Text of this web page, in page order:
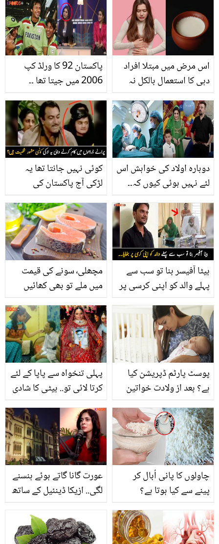
پاکستان 92 کا ورلڈ کپ
2006 میں جیتا تھا ۔۔
میں دوبارہ بڑی غلطی کر
گئیں جو پھر سے ان کا
مذاق اڑنے لگا؟ ویڈیو
اس مرض میں مبتلا افراد
دہی کا استعمال بالکل نہ
کوئی نہیں جانتا تھا یہ
لڑکی آج پاکستان کی
گی۔۔ پرانے ڈراموں میں کام
کرنے والی یہ لڑکی کونسی
مشہور سیاستدان ہیں؟
دوبارہ اولاد کی خواہش اس
لئے نہیں ہوئی کیوں کہ۔۔
پیدائش کے متعلق کیا
انکشافات کیے؟
مچھلی٬ سونے کی قیمت
میں ملے تو بھی کھائیں
بیٹا آفیسر بنا تو سب سے
پہلے والد کو اپنی کرسی پر
مسلمان لڑکا جس نے بڑا
امتحان پاس کر لیا
پہلی تنخواہ سے پاپا کے لئے
کرتا لائی تو.. بیٹی کا شادی
انوکھا اظہارِ محبت! ویڈیو
دیکھیں
پوسٹ پارٹم ڈپریشن کیا
ہے؟ بعد از ولادت خواتین
سے گزرتی ہے۔ایسے میں
گھر والوں کو کیا کرنا
چاہیے؟
عورت گانا گاتے ہوئے ہنسنے
لگی.. ازیکا ڈینئیل کے ساتھ
تھا؟ رونگٹے کھڑے کردینے
والا واقعہ
چاولوں کا پانی اُبال کر
پینے سے کیا ہوتا ہے؟
جادوئی فائدے جو آپ کو
ڈاکٹروں سے دور رکھیں